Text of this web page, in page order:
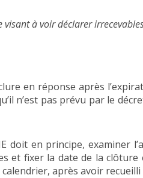
à voir déclarer
en réponse après
n’est pas prévu par le
doit en principe, examiner
et fixer la date de la
après avoir recueilli